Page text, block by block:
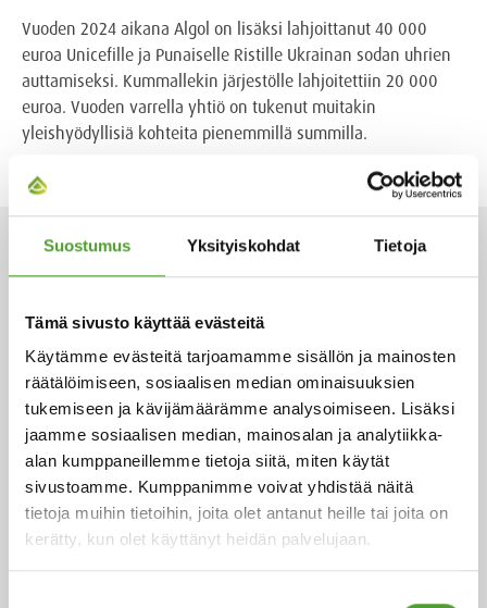
Suostumus Yksityiskohdat Tietoja
Tämä sivusto käyttää evästeitä
Käytämme evästeitä tarjoamamme sisällön ja mainosten
räätälöimiseen, sosiaalisen median ominaisuuksien
tukemiseen ja kävijämäärämme analysoimiseen. Lisäksi
jaamme sosiaalisen median, mainosalan ja analytiikka-
alan kumppaneillemme tietoja siitä, miten käytät
sivustoamme. Kumppanimme voivat yhdistää näitä
tietoja muihin tietoihin, joita olet antanut heille tai joita on
kerätty, kun olet käyttänyt heidän palvelujaan.
Vuoden 2024 aikana Algol on lisäksi lahjoittanut 40 000
euroa Unicefille ja Punaiselle Ristille Ukrainan sodan uhrien
auttamiseksi. Kummallekin järjestölle lahjoitettiin 20 000
euroa. Vuoden varrella yhtiö on tukenut muitakin
yleishyödyllisiä kohteita pienemmillä summilla.
AJANKOHTAISET
2.7.2026
Adam Cederwall Baidori nimitetty
Algol Chemicalsin Scandinavia -
yksikön liiketoimintajohtajaksi